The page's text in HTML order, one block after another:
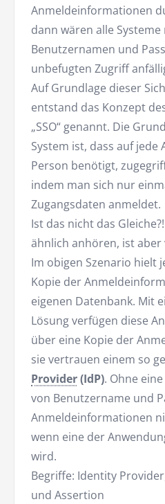
Anmeldeinformationen
dann wären alle
Benutzernamen und
unbefugten Zugriff
Auf Grundlage dieser
entstand das Konzept
„SSO“ genannt. Die
System ist, dass auf jede
Person benötigt,
indem man sich nur
Zugangsdaten anmeldet.
Ist das nicht das
ähnlich anhören, ist aber
Im obigen Szenario hielt
Kopie der
eigenen Datenbank. Mit
Lösung verfügen diese
über eine Kopie der
sie vertrauen einem so
Provider(IdP). Ohne
von Benutzername und
Anmeldeinformationen
wenn eine der
wird.
Begriffe: Identity
und Assertion